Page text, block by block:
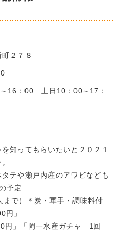
２７８
16：00 土日10：00～17：
知ってもらいたいと２０２１
テや瀬戸内産のアワビなども
予定
まで）＊炭・軍手・調味料付
」
円」「岡一水産ガチャ 1回